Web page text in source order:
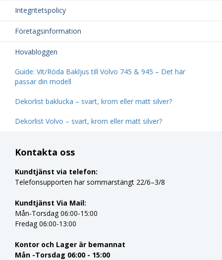
Integritetspolicy
Företagsinformation
Hovabloggen
Guide: Vit/Röda Bakljus till Volvo 745 & 945 – Det här
passar din modell
Dekorlist baklucka – svart, krom eller matt silver?
Dekorlist Volvo – svart, krom eller matt silver?
Kontakta oss
Kundtjänst via telefon:
Telefonsupporten har sommarstängt 22/6–3/8
Kundtjänst Via Mail:
Mån-Torsdag 06:00-15:00
Fredag 06:00-13:00
Kontor och Lager är bemannat
Mån -Torsdag 06:00 - 15:00